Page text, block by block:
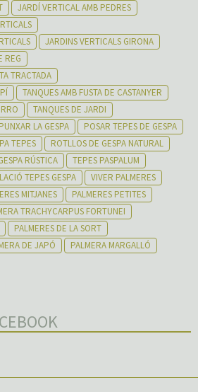
JARDÍ VERTICAL AMB PEDRES
JARDINS VERTICALS GIRONA
REG
TRACTADA
TANQUES AMB FUSTA DE CASTANYER
TANQUES DE JARDI
PUNXAR LA GESPA
POSAR TEPES DE GESPA
TEPES
ROTLLOS DE GESPA NATURAL
RÚSTICA
TEPES PASPALUM
TEPES GESPA
VIVER PALMERES
MITJANES
PALMERES PETITES
TRACHYCARPUS FORTUNEI
PALMERES DE LA SORT
DE JAPÓ
PALMERA MARGALLÓ